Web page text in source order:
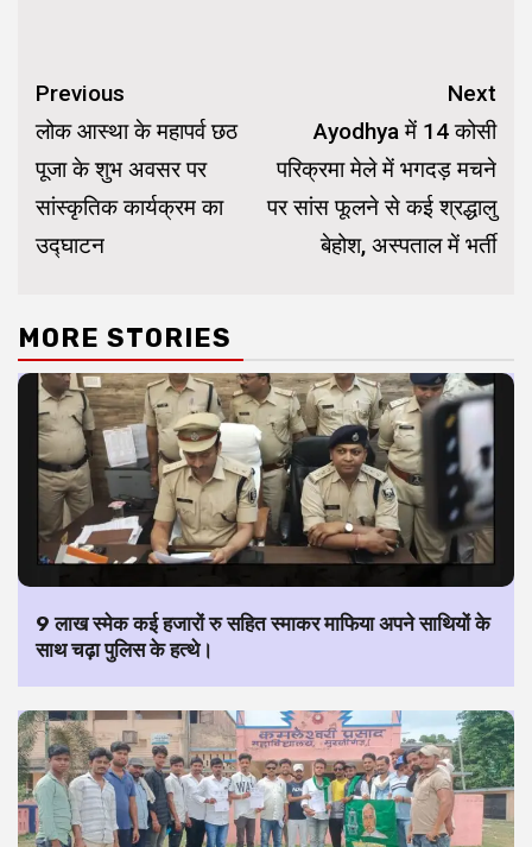
Continue
Reading
Previous
लोक आस्था के महापर्व छठ
पूजा के शुभ अवसर पर
सांस्कृतिक कार्यक्रम का
उद्घाटन
Next
Ayodhya में 14 कोसी
परिक्रमा मेले में भगदड़ मचने
पर सांस फूलने से कई श्रद्धालु
बेहोश, अस्पताल में भर्ती
MORE STORIES
9 लाख स्मेक कई हजारों रु सहित स्माकर माफिया अपने साथियों के
साथ चढ़ा पुलिस के हत्थे।